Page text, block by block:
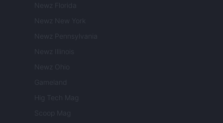
Newz Florida
Newz New York
Newz Pennsylvania
Newz Illinois
Newz Ohio
Gameland
Hig Tech Mag
Scoop Mag